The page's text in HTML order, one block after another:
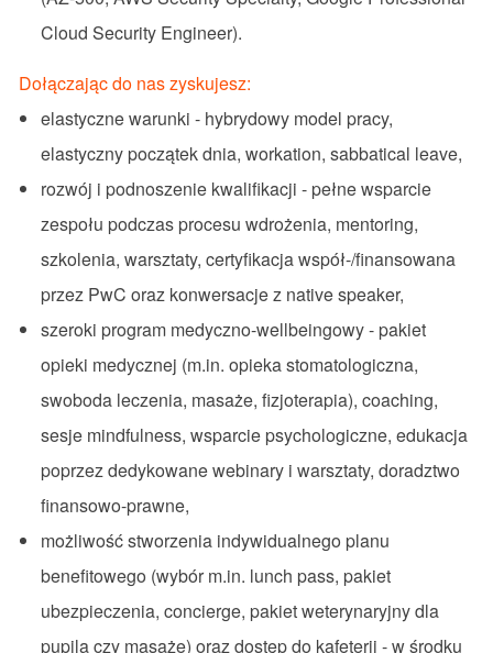
Cloud Security Engineer).
Dołączając do nas zyskujesz:
elastyczne warunki - hybrydowy model pracy,
elastyczny początek dnia, workation, sabbatical leave,
rozwój i podnoszenie kwalifikacji - pełne wsparcie
zespołu podczas procesu wdrożenia, mentoring,
szkolenia, warsztaty, certyfikacja współ-/finansowana
przez PwC oraz konwersacje z native speaker,
szeroki program medyczno-wellbeingowy - pakiet
opieki medycznej (m.in. opieka stomatologiczna,
swoboda leczenia, masaże, fizjoterapia), coaching,
sesje mindfulness, wsparcie psychologiczne, edukacja
poprzez dedykowane webinary i warsztaty, doradztwo
finansowo-prawne,
możliwość stworzenia indywidualnego planu
benefitowego (wybór m.in. lunch pass, pakiet
ubezpieczenia, concierge, pakiet weterynaryjny dla
pupila czy masaże) oraz dostęp do kafeterii - w środku